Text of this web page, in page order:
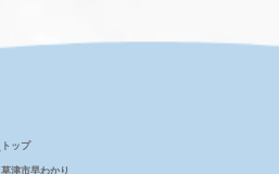
トップ
草津市早わかり